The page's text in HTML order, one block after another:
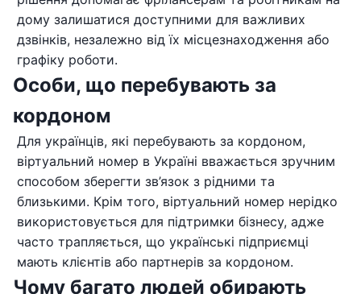
дому залишатися доступними для важливих
дзвінків, незалежно від їх місцезнаходження або
графіку роботи.
Особи, що перебувають за
кордоном
Для українців, які перебувають за кордоном,
віртуальний номер в Україні вважається зручним
способом зберегти зв’язок з рідними та
близькими. Крім того, віртуальний номер нерідко
використовується для підтримки бізнесу, адже
часто трапляється, що українські підприємці
мають клієнтів або партнерів за кордоном.
Чому багато людей обирають